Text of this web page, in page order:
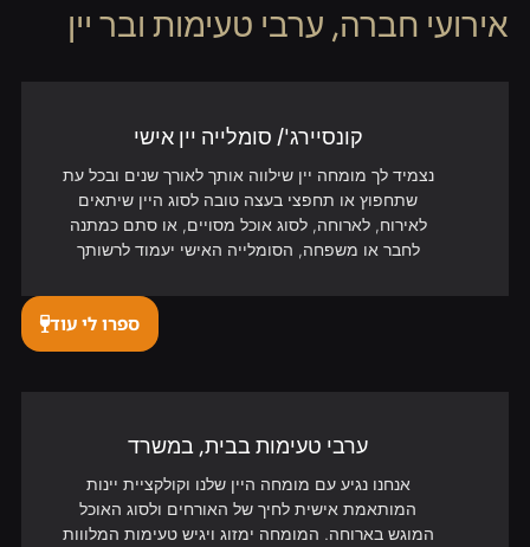
אירועי חברה, ערבי טעימות ובר יין
קונסיירג'/ סומלייה יין אישי
נצמיד לך מומחה יין שילווה אותך לאורך שנים ובכל עת
שתחפוץ או תחפצי בעצה טובה לסוג היין שיתאים
לאירוח, לארוחה, לסוג אוכל מסויים, או סתם כמתנה
לחבר או משפחה, הסומלייה האישי יעמוד לרשותך
ספרו לי עוד
ערבי טעימות בבית, במשרד
אנחנו נגיע עם מומחה היין שלנו וקולקציית יינות
המותאמת אישית לחיך של האורחים ולסוג האוכל
המוגש בארוחה. המומחה ימזוג ויגיש טעימות המלווות